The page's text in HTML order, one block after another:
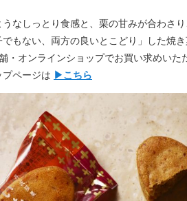
なしっとり食感と、栗の甘みが合わさ
でもない、両方の良いとこどり」した焼き
・オンラインショップでお買い求めいた
ページは ▶こちら